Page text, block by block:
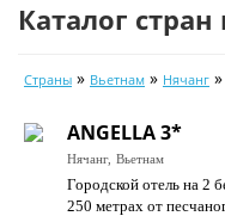
Календарь туров
Цены дня
Страны
Каталог
Страны » Вьетнам » Нячанг »
ANGELLA 3*
Нячанг, Вьетнам
Городской отель на 2
250 метрах от